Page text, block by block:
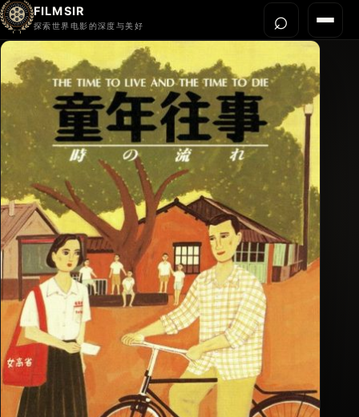
FILMSIR
探索世界电影的深度与美好 菜单
首页
今晚看什么
世界电影节
导演宇宙
影片库
影评与解读
关于我们
⌕打开